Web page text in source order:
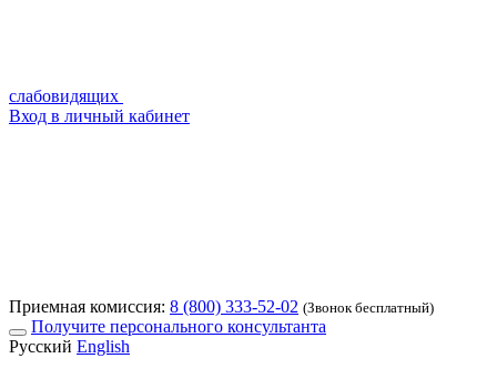
слабовидящих
Вход в личный кабинет
Приемная комиссия: 8 (800) 333-52-02 (Звонок бесплатный)
Получите персонального консультанта
Русский English